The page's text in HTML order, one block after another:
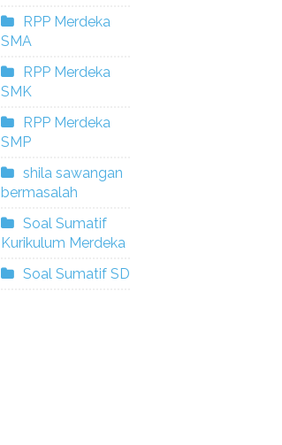
RPP Merdeka
SMA
RPP Merdeka
SMK
RPP Merdeka
SMP
shila sawangan
bermasalah
Soal Sumatif
Kurikulum Merdeka
Soal Sumatif SD